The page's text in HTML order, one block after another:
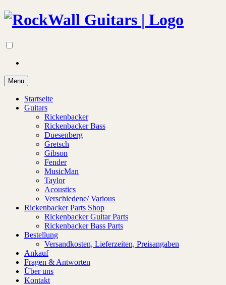
Menu
Startseite
Guitars
Rickenbacker
Rickenbacker Bass
Duesenberg
Gretsch
Gibson
Fender
MusicMan
Taylor
Acoustics
Verschiedene/ Various
Rickenbacker Parts Shop
Rickenbacker Guitar Parts
Rickenbacker Bass Parts
Bestellung
Versandkosten, Lieferzeiten, Preisangaben
Ankauf
Fragen & Antworten
Über uns
Kontakt